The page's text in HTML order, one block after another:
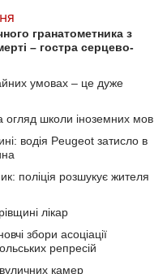
гранатометника з
– гостра серцево-
умовах – це дуже
огляд школи іноземних мов
водія Peugeot затисло в
поліція розшукує жителя
лікар
збори асоціації
репресій
камер